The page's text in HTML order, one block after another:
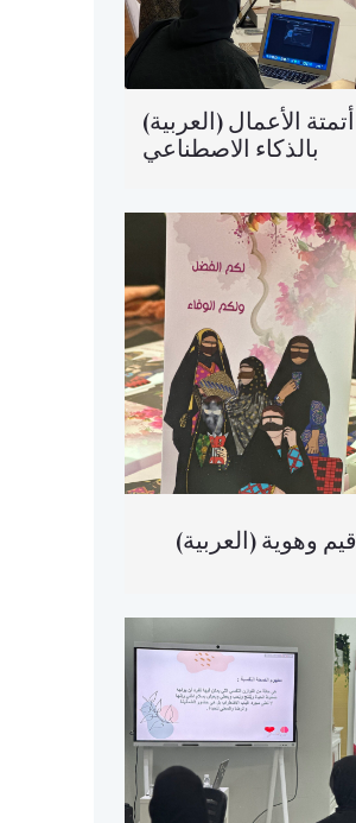
(العربية) أتمتة الأعمال
بالذكاء الاصطناعي
(العربية) قيم وهوية